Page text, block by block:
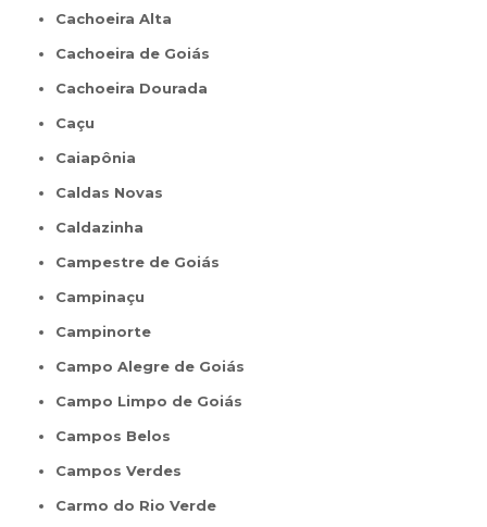
Cachoeira Alta
Cachoeira de Goiás
Cachoeira Dourada
Caçu
Caiapônia
Caldas Novas
Caldazinha
Campestre de Goiás
Campinaçu
Campinorte
Campo Alegre de Goiás
Campo Limpo de Goiás
Campos Belos
Campos Verdes
Carmo do Rio Verde